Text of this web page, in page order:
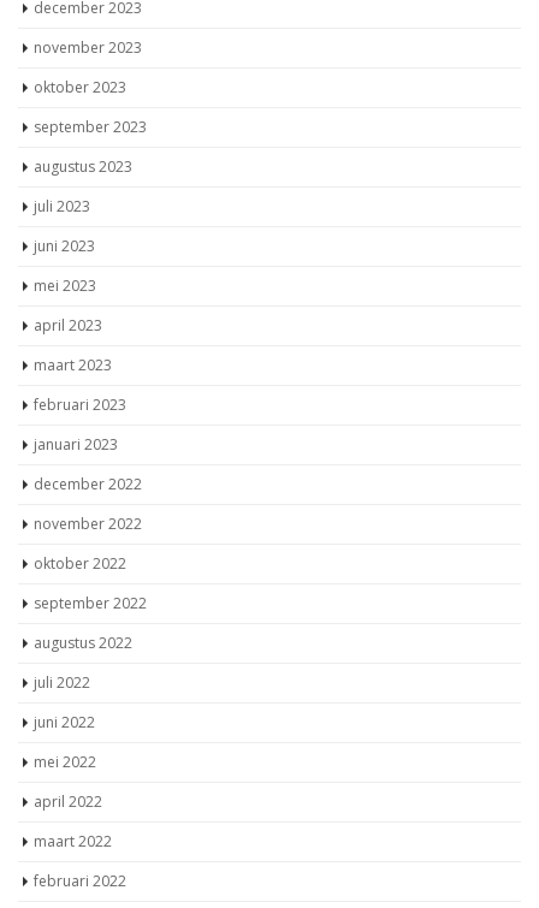
december 2023
november 2023
oktober 2023
september 2023
augustus 2023
juli 2023
juni 2023
mei 2023
april 2023
maart 2023
februari 2023
januari 2023
december 2022
november 2022
oktober 2022
september 2022
augustus 2022
juli 2022
juni 2022
mei 2022
april 2022
maart 2022
februari 2022